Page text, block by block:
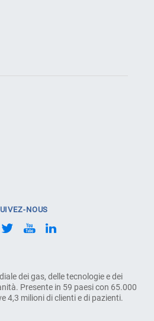
dei gas, delle tecnologie e dei
Presente in 59 paesi con 65.000
4,3 milioni di clienti e di pazienti.
NOUS